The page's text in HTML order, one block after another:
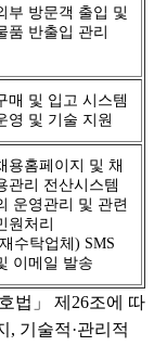
부 방문객 출입 및
품 반출입 관리
매 및 입고 시스템
영 및 기술 지원
용홈페이지 및 채
관리 전산시스템
운영관리 및 관련
원처리
수탁업체) SMS
이메일 발송
법」 제26조에 따
, 기술적·관리적